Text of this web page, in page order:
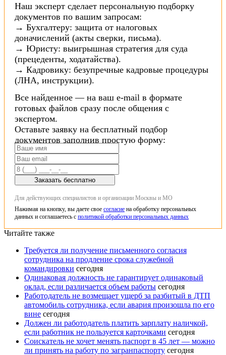
Наш эксперт сделает персональную подборку
документов по вашим запросам:
→ Бухгалтеру: защита от налоговых
доначислений (акты сверки, письма).
→ Юристу: выигрышная стратегия для суда
(прецеденты, ходатайства).
→ Кадровику: безупречные кадровые процедуры
(ЛНА, инструкции).
Все найденное — на ваш e-mail в формате
готовых файлов сразу после общения с
экспертом.
Оставьте заявку на бесплатный подбор
документов заполнив простую форму:
Заказать бесплатно
Для действующих специалистов и организации Москвы и МО
Нажимая на кнопку, вы даете свое согласие на обработку персональных
данных и соглашаетесь с политикой обработки персональных данных
Читайте также
Требуется ли получение письменного согласия
сотрудника на продление срока служебной
командировки сегодня
Одинаковая должность не гарантирует одинаковый
оклад, если различается объем работы сегодня
Работодатель не возмещает ущерб за разбитый в ДТП
автомобиль сотрудника, если авария произошла по его
вине сегодня
Должен ли работодатель платить зарплату наличкой,
если работник не пользуется карточками сегодня
Соискатель не хочет менять паспорт в 45 лет — можно
ли принять на работу по загранпаспорту сегодня